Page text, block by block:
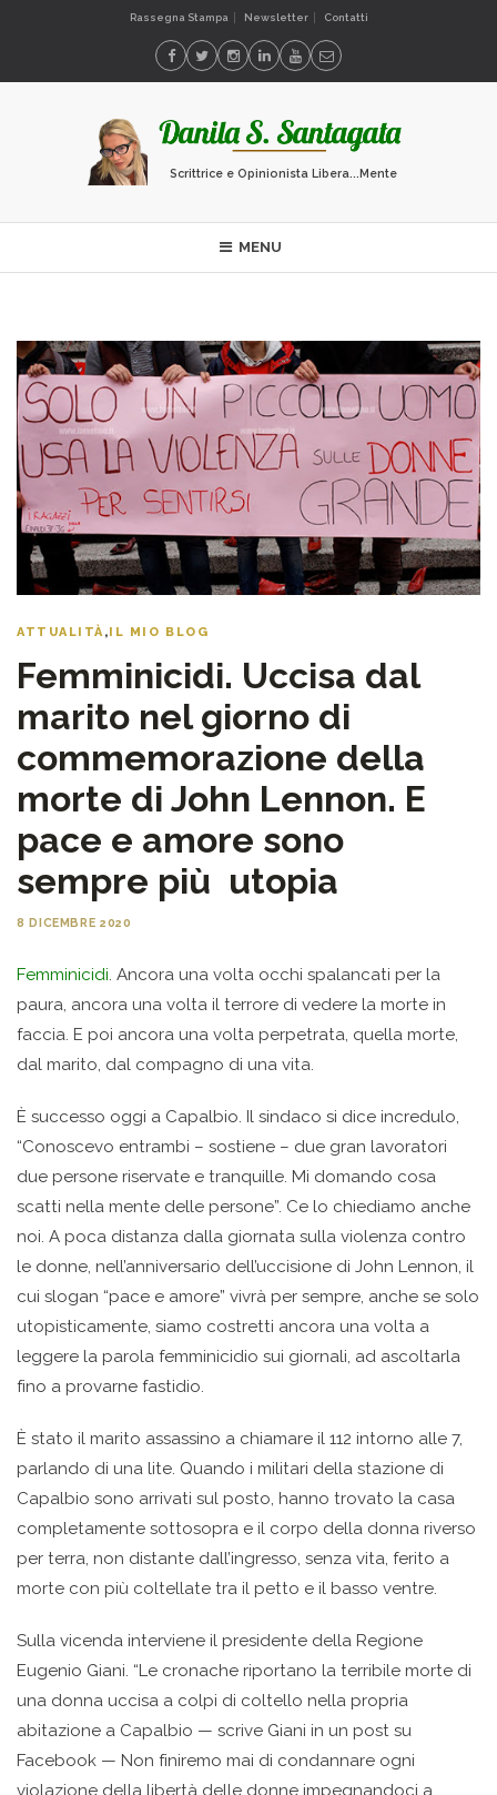
Rassegna Stampa Newsletter Contatti
Scrittrice e Opinionista Libera...Mente
MENU
ATTUALITÀ ,IL MIO BLOG
Femminicidi. Uccisa dal
marito nel giorno di
commemorazione della
morte di John Lennon. E
pace e amore sono
sempre più utopia
8 DICEMBRE 2020
Femminicidi . Ancora una volta occhi spalancati per la
paura, ancora una volta il terrore di vedere la morte in
faccia. E poi ancora una volta perpetrata, quella morte,
dal marito, dal compagno di una vita.
È successo oggi a Capalbio. Il sindaco si dice incredulo,
“Conoscevo entrambi – sostiene – due gran lavoratori
due persone riservate e tranquille. Mi domando cosa
scatti nella mente delle persone”. Ce lo chiediamo anche
noi. A poca distanza dalla giornata sulla violenza contro
le donne, nell’anniversario dell’uccisione di John Lennon, il
cui slogan “pace e amore” vivrà per sempre, anche se solo
utopisticamente, siamo costretti ancora una volta a
leggere la parola femminicidio sui giornali, ad ascoltarla
fino a provarne fastidio.
È stato il marito assassino a chiamare il 112 intorno alle 7,
parlando di una lite. Quando i militari della stazione di
Capalbio sono arrivati sul posto, hanno trovato la casa
completamente sottosopra e il corpo della donna riverso
per terra, non distante dall’ingresso, senza vita, ferito a
morte con più coltellate tra il petto e il basso ventre.
Sulla vicenda interviene il presidente della Regione
Eugenio Giani. “Le cronache riportano la terribile morte di
una donna uccisa a colpi di coltello nella propria
abitazione a Capalbio — scrive Giani in un post su
Facebook — Non finiremo mai di condannare ogni
violazione della libertà delle donne impegnandoci a